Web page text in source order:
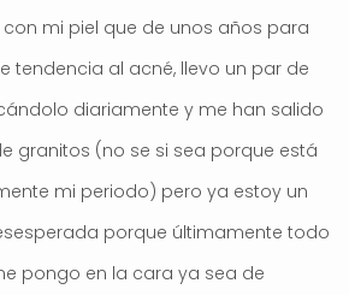
mi piel que de unos años para
tendencia al acné, llevo un par de
diariamente y me han salido
granitos (no se si sea porque está
mi periodo) pero ya estoy un
porque últimamente todo
pongo en la cara ya sea de